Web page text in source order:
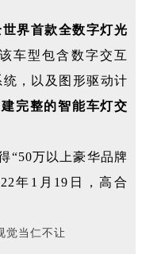
世界首款全数字灯光
车型包含数字交互
，以及图形驱动计
完整的智能车灯交
“50万以上豪华品牌
年1月19日，高合